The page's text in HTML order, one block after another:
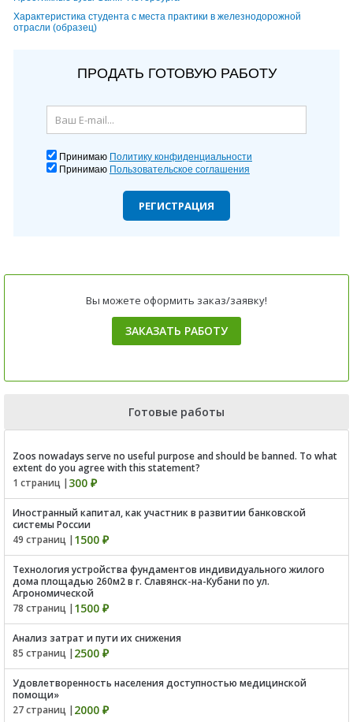
Характеристика студента с места практики в железнодорожной
отрасли (образец)
ПРОДАТЬ ГОТОВУЮ РАБОТУ
Принимаю Политику конфиденциальности
Принимаю Пользовательское соглашения
РЕГИСТРАЦИЯ
Вы можете оформить заказ/заявку!
ЗАКАЗАТЬ РАБОТУ
Готовые работы
Zoos nowadays serve no useful purpose and should be banned. To what
extent do you agree with this statement?
1 страниц | 300 ₽
Иностранный капитал, как участник в развитии банковской
системы России
49 страниц | 1500 ₽
Технология устройства фундаментов индивидуального жилого
дома площадью 260м2 в г. Славянск-на-Кубани по ул.
Агрономической
78 страниц | 1500 ₽
Анализ затрат и пути их снижения
85 страниц | 2500 ₽
Удовлетворенность населения доступностью медицинской
помощи»
27 страниц | 2000 ₽